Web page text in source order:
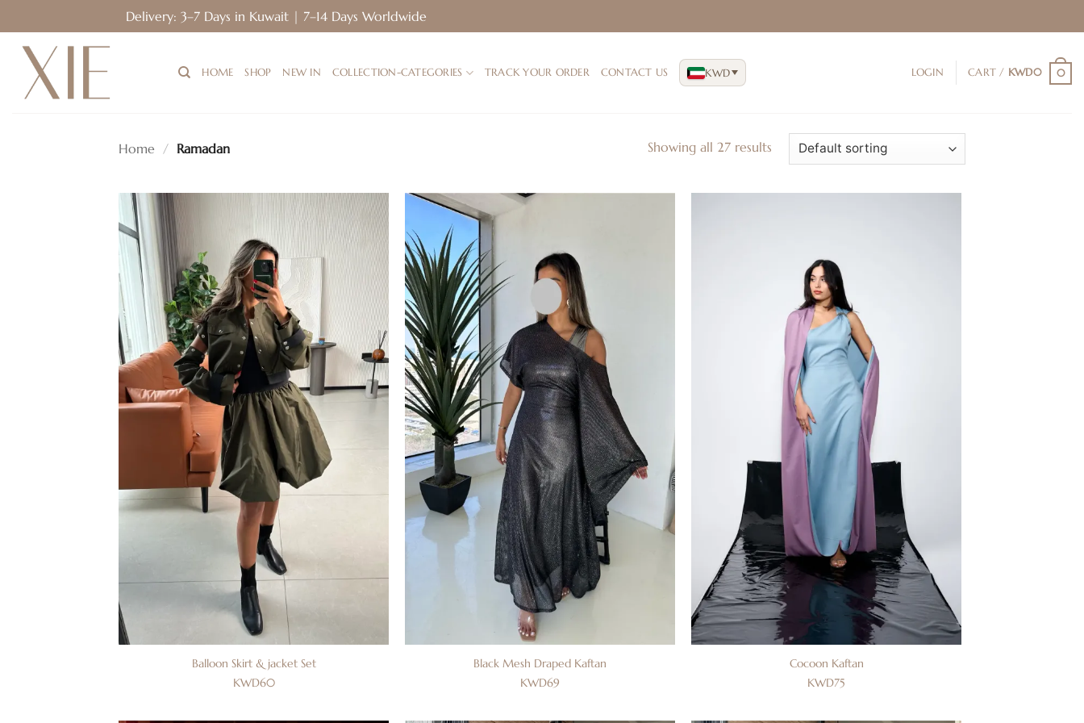
Delivery: 3–7 Days in Kuwait | 7–14 Days Worldwide
content
HOME SHOP NEW IN COLLECTION-CATEGORIES TRACK YOUR ORDER CONTACT US KWD LOGIN CART / KWD0 0
Home / Ramadan Showing all 27 results
إضافة
إلى
قائمة
الرغبات
Balloon Skirt & jacket Set
KWD60
Black Mesh Draped Kaftan
KWD69
Cocoon Kaftan
KWD75